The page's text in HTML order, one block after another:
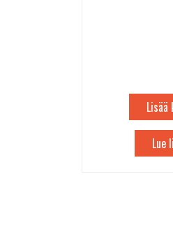
Lisää
Lue